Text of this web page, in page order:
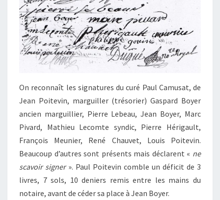
On reconnaît les signatures du curé Paul Camusat, de
Jean Poitevin, marguiller (trésorier) Gaspard Boyer
ancien marguillier, Pierre Lebeau, Jean Boyer, Marc
Pivard, Mathieu Lecomte syndic, Pierre Hérigault,
François Meunier, René Chauvet, Louis Poitevin.
Beaucoup d’autres sont présents mais déclarent « ne
scavoir signer». Paul Poitevin comble un déficit de 3
livres, 7 sols, 10 deniers remis entre les mains du
notaire, avant de céder sa place à Jean Boyer.